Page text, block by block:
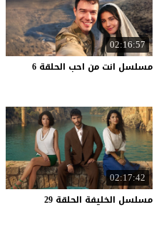
02:16:57
مسلسل انت من احب الحلقة 6
02:17:42
مسلسل الخليفة الحلقة 29